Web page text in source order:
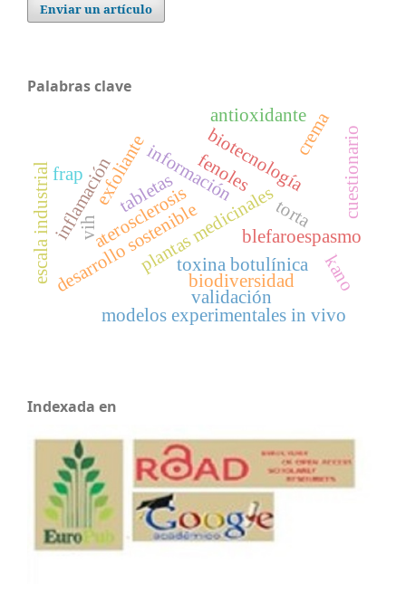
Enviar un artículo
Palabras clave
toxina botulínica
blefaroespasmo
plantas medicinales
desarrollo sostenible
información
biodiversidad
biotecnología
torta
exfoliante crema
aterosclerosis
inflamacióntabletas
validación
fenoles
antioxidante
frap
modelos experimentales in vivo
vih
escala industrial kano
cuestionario
Indexada en